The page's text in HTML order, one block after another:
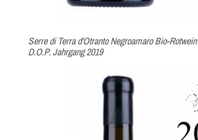
Serre di Terra d'Otranto Negroamaro Bio-Rotwein
D.O.P. Jahrgang 2019